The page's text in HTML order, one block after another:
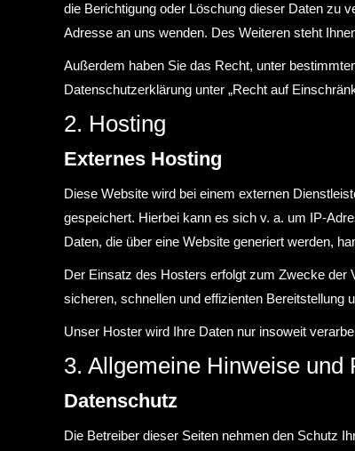
die Berichtigung oder Löschung dieser Daten zu
Adresse an uns wenden. Des Weiteren steht
Außerdem haben Sie das Recht, unter
Datenschutzerklärung unter „Recht auf
2. Hosting
Externes Hosting
Diese Website wird bei einem externen
gespeichert. Hierbei kann es sich v. a. um IP-
Daten, die über eine Website generiert werden,
Der Einsatz des Hosters erfolgt zum Zwecke der
sicheren, schnellen und effizienten Bereitstellung
Unser Hoster wird Ihre Daten nur insoweit
3. Allgemeine Hinweise und
Datenschutz
Die Betreiber dieser Seiten nehmen den Schutz